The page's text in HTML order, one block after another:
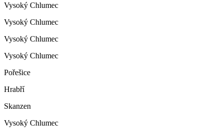
Vysoký Chlumec
Vysoký Chlumec
Vysoký Chlumec
Vysoký Chlumec
Pořešice
Hrabří
Skanzen
Vysoký Chlumec